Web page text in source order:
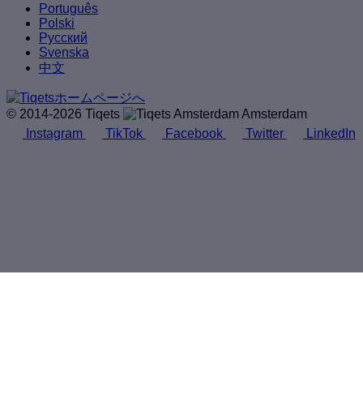
Português
Polski
Русский
Svenska
中文
© 2014-2026 Tiqets
Amsterdam
Instagram
TikTok Facebook Twitter LinkedIn